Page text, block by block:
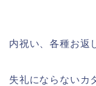
内祝い、各種お返
失礼にならないカ